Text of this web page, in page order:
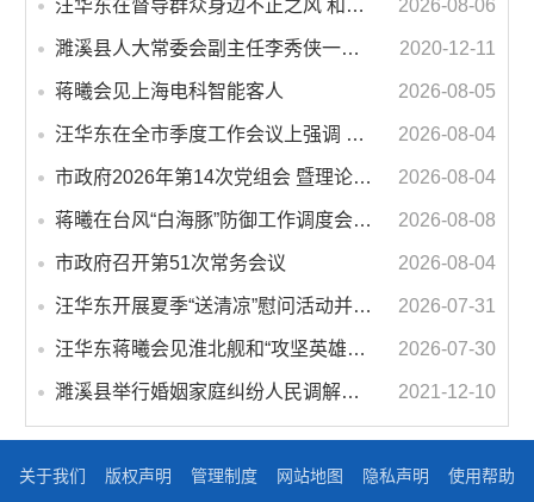
汪华东在督导群众身边不正之风 和腐败问题集中整治工作时强调 以更高标准更实举措纵深推进集中整治 不断增强人民群众获得感幸福感安全感 2026-08-06
濉溪县人大常委会副主任李秀侠一行调研城乡客运一体化和治超工作 2020-12-11
蒋曦会见上海电科智能客人 2026-08-05
汪华东在全市季度工作会议上强调 锚定打好“三仗”任务和年度预期目标不动摇 在全市上下掀起比学赶超争先进位的攻坚热潮 2026-08-04
市政府2026年第14次党组会 暨理论学习中心组学习会议召开 蒋曦主持会议并讲话 2026-08-04
蒋曦在台风“白海豚”防御工作调度会上强调 牢固树立和践行正确政绩观 切实维护人民群众生命财产安全 2026-08-08
市政府召开第51次常务会议 2026-08-04
汪华东开展夏季“送清凉”慰问活动并调研专门教育工作 落实落细防暑降温措施 用心用情关爱一线职工 2026-07-31
汪华东蒋曦会见淮北舰和“攻坚英雄连”官兵代表 2026-07-30
濉溪县举行婚姻家庭纠纷人民调解委员会暨调解志愿者服务团成立仪式 2021-12-10
关于我们 版权声明 管理制度 网站地图 隐私声明 使用帮助